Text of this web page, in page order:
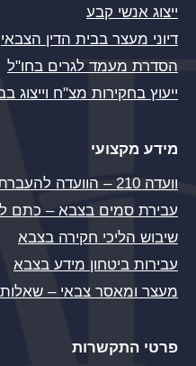
ייצוג אנשי קבע
דיוני מעצר בבית הדין הצבאי
הסדרת מעמד לגרים בחו"ל
ייעוץ בחקירות מצ"ח וייצוג
מידע מקצועי
וועדה 210 – הוועדה להעברת כלואים
עבירת סמים בצבא – כתם
שיבוש הליכי חקירה בצבא
עבירות ביטחון מידע בצבא
מעצר ומאסר צבאי – שאלות
פרטי התקשרות